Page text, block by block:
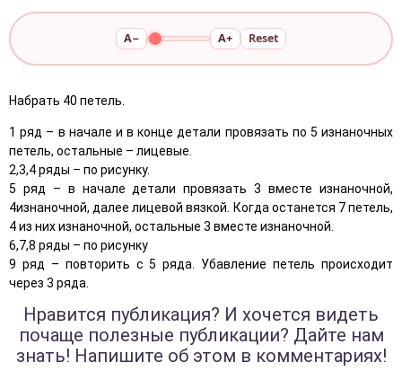
A− A+ Reset
Набрать 40 петель.
1 ряд – в начале и в конце детали провязать по 5 изнаночных
петель, остальные – лицевые.
2,3,4 ряды – по рисунку.
5 ряд – в начале детали провязать 3 вместе изнаночной,
4изнаночной, далее лицевой вязкой. Когда останется 7 петель,
4 из них изнаночной, остальные 3 вместе изнаночной.
6,7,8 ряды – по рисунку
9 ряд – повторить с 5 ряда. Убавление петель происходит
через 3 ряда.
Нравится публикация? И хочется видеть
почаще полезные публикации? Дайте нам
знать! Напишите об этом в комментариях!